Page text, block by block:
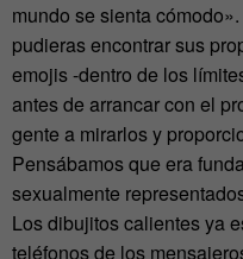
mundo se sienta
pudieras encontrar sus
emojis -dentro de los
antes de arrancar con el
gente a mirarlos y
Pensábamos que era
sexualmente
Los dibujitos calientes ya
teléfonos de los